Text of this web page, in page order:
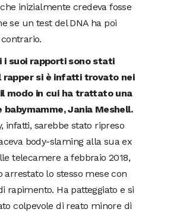
inizialmente credeva fosse
se un test del DNA ha poi
i suoi rapporti sono stati
rapper si è infatti trovato nei
modo in cui ha trattato una
babymamme, Jania Meshell.
infatti, sarebbe stato ripreso
body-slaming alla sua ex
telecamere a febbraio 2018,
arrestato lo stesso mese con
rapimento. Ha patteggiato e si
colpevole di reato minore di